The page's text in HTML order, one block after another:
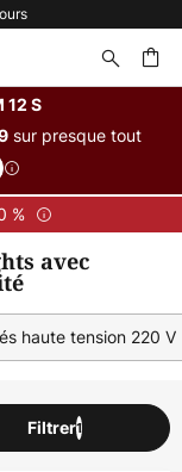
11 S
sur presque tout
%
avec
haute tension 220 V
Filtrer1